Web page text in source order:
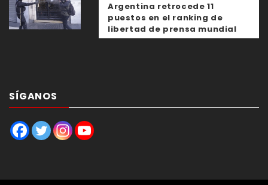
Argentina retrocede 11
puestos en el ranking de
libertad de prensa mundial
SÍGANOS